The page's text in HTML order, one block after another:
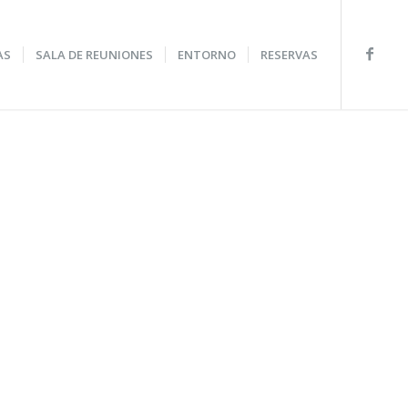
SALA DE REUNIONES ENTORNO RESERVAS